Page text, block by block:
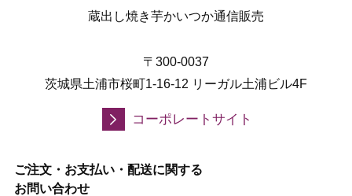
蔵出し焼き芋かいつか通信販売
〒300-0037
茨城県土浦市桜町1-16-12 リーガル土浦ビル4F
コーポレートサイト
ご注文・お支払い・配送に関する
お問い合わせ